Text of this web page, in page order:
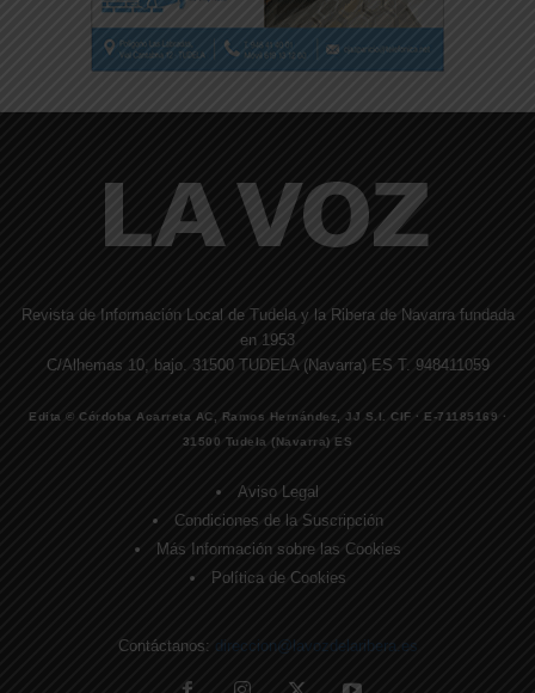
Revista de Información Local de Tudela y la Ribera de Navarra fundada
en 1953
C/Alhemas 10, bajo. 31500 TUDELA (Navarra) ES T. 948411059
Edita © Córdoba Acarreta AC, Ramos Hernández, JJ S.I. CIF · E-71185169 ·
31500 Tudela (Navarra) ES
Aviso Legal
Condiciones de la Suscripción
Más Información sobre las Cookies
Política de Cookies
Contáctanos: direccion@lavozdelaribera.es